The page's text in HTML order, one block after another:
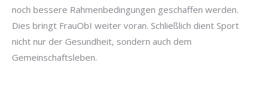
noch bessere Rahmenbedingungen geschaffen werden.
Dies bringt FrauObI weiter voran. Schließlich dient Sport
nicht nur der Gesundheit, sondern auch dem
Gemeinschaftsleben.